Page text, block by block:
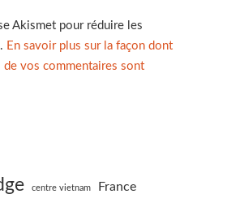
Akismet pour réduire les
En savoir plus sur la façon dont
de vos commentaires sont
centre vietnam France